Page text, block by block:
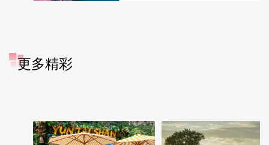
更多精彩